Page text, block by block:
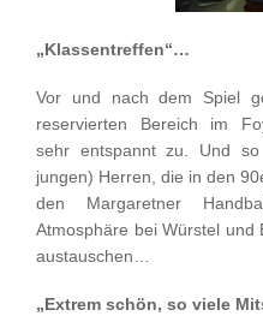
„Klassentreffen“…
Vor und nach dem Spiel
reservierten Bereich im
sehr entspannt zu. Und
jungen) Herren, die in den
den Margaretner
Atmosphäre bei Würstel und
austauschen…
„Extrem schön, so viele